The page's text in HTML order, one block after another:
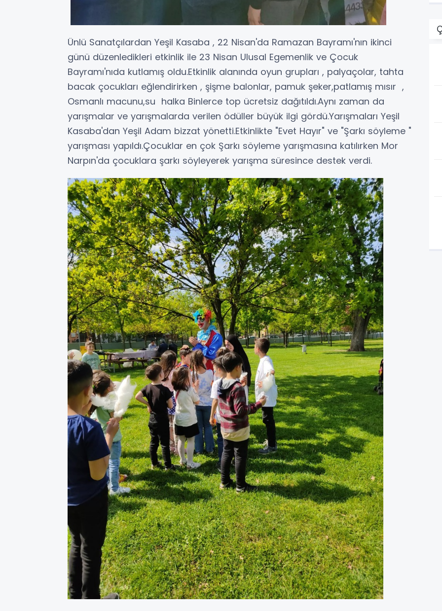
Ünlü Sanatçılardan Yeşil Kasaba , 22 Nisan'da Ramazan Bayramı'nın ikinci
günü düzenledikleri etkinlik ile 23 Nisan Ulusal Egemenlik ve Çocuk
Bayramı'nıda kutlamış oldu.Etkinlik alanında oyun grupları , palyaçolar, tahta
bacak çocukları eğlendirirken , şişme balonlar, pamuk şeker,patlamış mısır ,
Osmanlı macunu,su halka Binlerce top ücretsiz dağıtıldı.Aynı zaman da
yarışmalar ve yarışmalarda verilen ödüller büyük ilgi gördü.Yarışmaları Yeşil
Kasaba'dan Yeşil Adam bizzat yönetti.Etkinlikte "Evet Hayır" ve "Şarkı söyleme "
yarışması yapıldı.Çocuklar en çok Şarkı söyleme yarışmasına katılırken Mor
Narpın'da çocuklara şarkı söyleyerek yarışma süresince destek verdi.